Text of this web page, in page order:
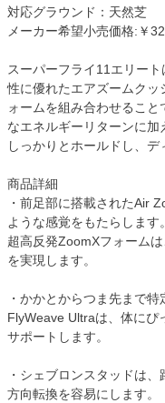
対応グラウンド：天然芝
メーカー希望小売価格:￥
スーパーフライ11エリー
性に優れたエアズームクッ
ォームを組み合わせるこ
なエネルギーリターンに
しっかりとホールドし、デ
商品詳細
・前足部に搭載されたAir
ような感覚をもたらしま
超高反発ZoomXフォーム
を実現します。
・かかとからつま先まで
FlyWeave Ultraは、体にぴ
サポートします。
・シェブロンスタッドは
方向転換を容易にします。